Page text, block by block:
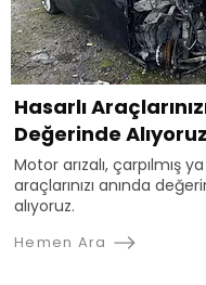
Hasarlı
Değerinde Alıyoruz
Motor arızalı, çarpılmış
araçlarınızı anında
alıyoruz.
Hemen Ara